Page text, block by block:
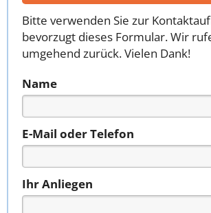
Bitte verwenden Sie zur
bevorzugt dieses Formular. Wir
umgehend zurück. Vielen Dank!
Name
E-Mail oder Telefon
Ihr Anliegen